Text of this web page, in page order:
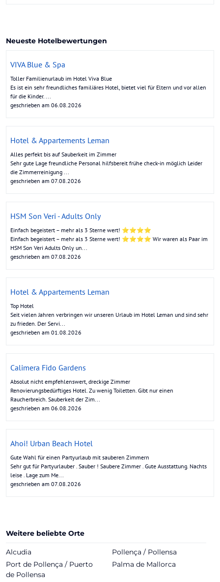
Neueste Hotelbewertungen
VIVA Blue & Spa
Toller Familienurlaub im Hotel Viva Blue
Es ist ein sehr freundliches familiäres Hotel, bietet viel für Eltern und vor allen
für die Kinder. ...
geschrieben am 06.08.2026
Hotel & Appartements Leman
Alles perfekt bis auf Sauberkeit im Zimmer
Sehr gute Lage freundliche Personal hilfsbereit frühe check-in möglich Leider
die Zimmerreinigung ...
geschrieben am 07.08.2026
HSM Son Veri - Adults Only
Einfach begeistert – mehr als 3 Sterne wert! ⭐⭐⭐⭐
Einfach begeistert – mehr als 3 Sterne wert! ⭐⭐⭐⭐ Wir waren als Paar im
HSM Son Veri Adults Only un...
geschrieben am 07.08.2026
Hotel & Appartements Leman
Top Hotel
Seit vielen Jahren verbringen wir unseren Urlaub im Hotel Leman und sind sehr
zu frieden. Der Servi...
geschrieben am 01.08.2026
Calimera Fido Gardens
Absolut nicht empfehlenswert, dreckige Zimmer
Renovierungsbedürftiges Hotel. Zu wenig Toiletten. Gibt nur einen
Raucherbreich. Sauberkeit der Zim...
geschrieben am 06.08.2026
Ahoi! Urban Beach Hotel
Gute Wahl für einen Partyurlaub mit sauberen Zimmern
Sehr gut für Partyurlauber . Sauber ! Saubere Zimmer . Gute Ausstattung. Nachts
leise . Lage zum Me...
geschrieben am 07.08.2026
Weitere beliebte Orte
Alcudia
Pollença / Pollensa
Port de Pollença / Puerto
de Pollensa
Palma de Mallorca